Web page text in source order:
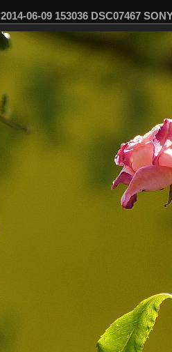
2014-06-09 153036 DSC07467